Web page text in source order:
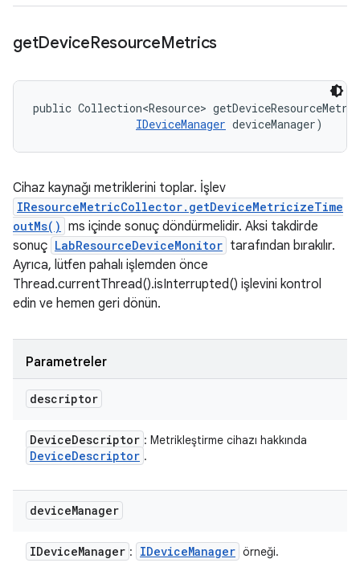
getDeviceResourceMetrics
public Collection<Resource>
IDeviceManager deviceManager)
Cihaz kaynağı metriklerini toplar. İşlev
IResourceMetricCollector.getDeviceMetricizeTime
outMs() ms içinde sonuç döndürmelidir. Aksi takdirde
sonuç LabResourceDeviceMonitor tarafından bırakılır.
Ayrıca, lütfen pahalı işlemden önce
Thread.currentThread().isInterrupted() işlevini kontrol
edin ve hemen geri dönün.
Parametreler
descriptor
DeviceDescriptor : Metrikleştirme cihazı hakkında
DeviceDescriptor .
deviceManager
IDeviceManager : IDeviceManager örneği.